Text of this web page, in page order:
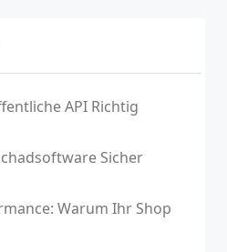
API Richtig
Sicher
Warum Ihr Shop